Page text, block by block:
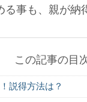
事も、親が納
この記事の目
説得方法は？